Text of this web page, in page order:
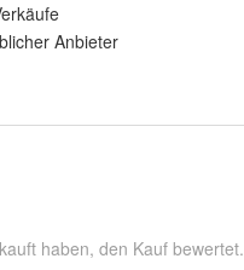
er Anbieter
haben, den Kauf bewertet.